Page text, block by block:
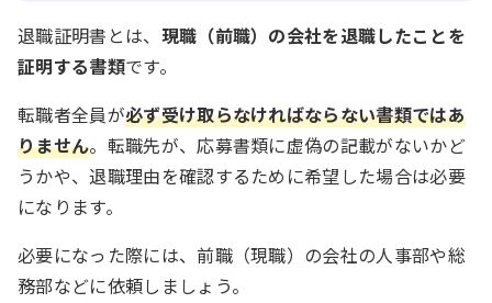
退職証明書とは、 現職（前職）の会社を退職したことを
証明する書類です。
転職者全員が必ず受け取らなければならない書類ではあ
りません。転職先が、応募書類に虚偽の記載がないかど
うかや、退職理由を確認するために希望した場合は必要
になります。
必要になった際には、前職（現職）の会社の人事部や総
務部などに依頼しましょう。